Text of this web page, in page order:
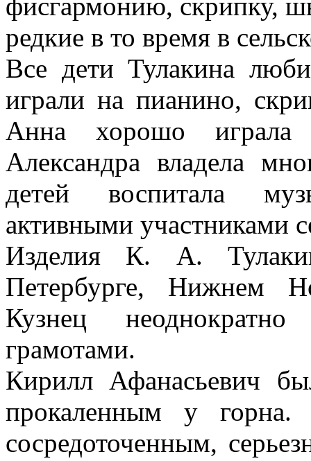
редкие в то время в
Все дети Тулакина
играли на пианино,
Анна хорошо
Александра владела
детей воспитала
активными участниками
Изделия К. А.
Петербурге, Нижнем
Кузнец
грамотами.
Кирилл Афанасьевич
прокаленным у горна.
сосредоточенным,